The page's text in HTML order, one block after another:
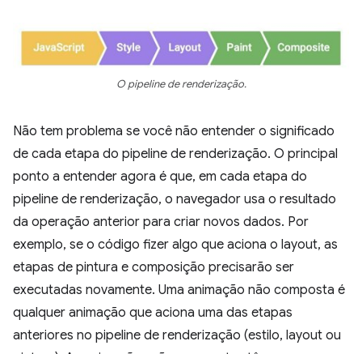
O pipeline de renderização.
Não tem problema se você não entender o significado
de cada etapa do pipeline de renderização. O principal
ponto a entender agora é que, em cada etapa do
pipeline de renderização, o navegador usa o resultado
da operação anterior para criar novos dados. Por
exemplo, se o código fizer algo que aciona o layout, as
etapas de pintura e composição precisarão ser
executadas novamente. Uma animação não composta é
qualquer animação que aciona uma das etapas
anteriores no pipeline de renderização (estilo, layout ou